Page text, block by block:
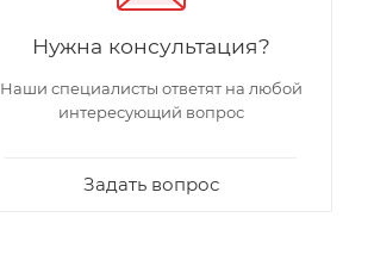
Нужна консультация?
Наши специалисты ответят на любой
интересующий вопрос
Задать вопрос